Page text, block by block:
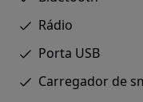
Rádio
Porta USB
Carregador de